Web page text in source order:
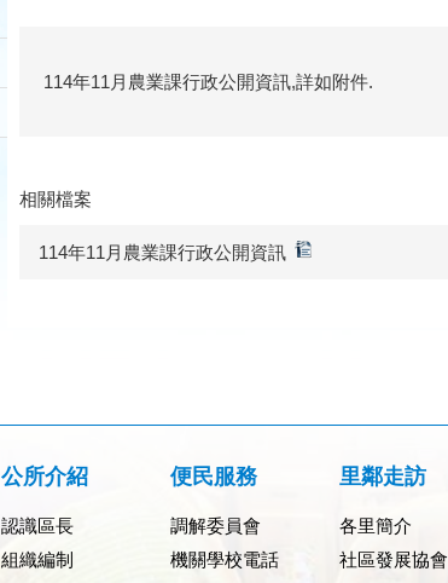
114年11月農業課行政公開資訊,詳如附件.
相關檔案
114年11月農業課行政公開資訊
公所介紹
認識區長
組織編制
便民服務
調解委員會
機關學校電話
里鄰走訪
各里簡介
社區發展協會